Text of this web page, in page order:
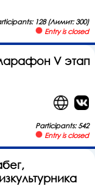
128 (Лимит: 300)
Entry is closed
V этап
Participants: 542
Entry is closed